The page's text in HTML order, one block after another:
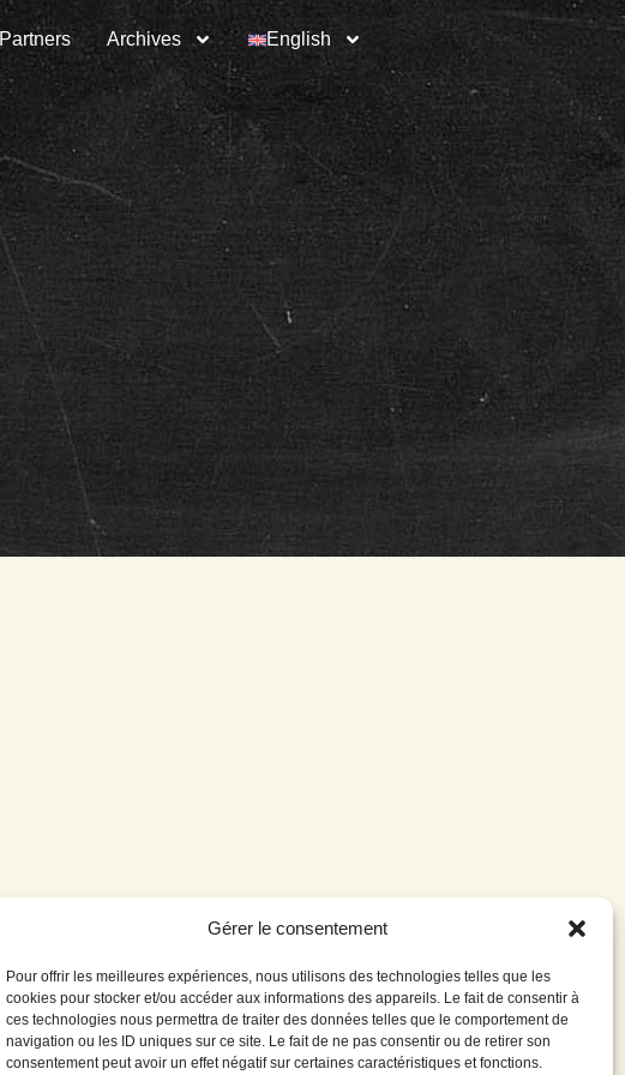
Gérer le consentement
Pour offrir les meilleures expériences, nous utilisons des technologies telles que les
cookies pour stocker et/ou accéder aux informations des appareils. Le fait de consentir à
ces technologies nous permettra de traiter des données telles que le comportement de
navigation ou les ID uniques sur ce site. Le fait de ne pas consentir ou de retirer son
consentement peut avoir un effet négatif sur certaines caractéristiques et fonctions.
Partners Archives English
Partners English